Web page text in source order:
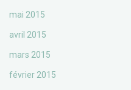
mai 2015
avril 2015
mars 2015
février 2015